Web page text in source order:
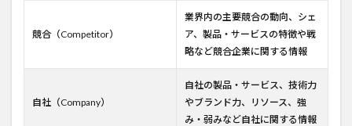
競合（Competitor）
業界内の主要競合の動向、シェ
ア、製品・サービスの特徴や戦
略など競合企業に関する情報
自社（Company）
自社の製品・サービス、技術力
やブランド力、リソース、強
み・弱みなど自社に関する情報